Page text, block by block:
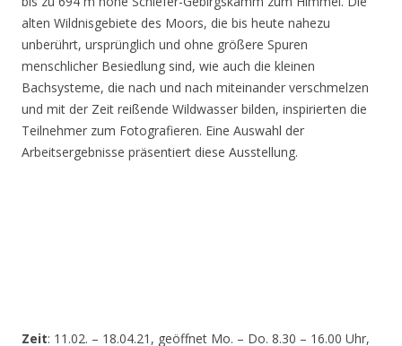
alten Wildnisgebiete des Moors, die bis heute nahezu
unberührt, ursprünglich und ohne größere Spuren
menschlicher Besiedlung sind, wie auch die kleinen
Bachsysteme, die nach und nach miteinander verschmelzen
und mit der Zeit reißende Wildwasser bilden, inspirierten die
Teilnehmer zum Fotografieren. Eine Auswahl der
Arbeitsergebnisse präsentiert diese Ausstellung.
Zeit: 11.02. – 18.04.21, geöffnet Mo. – Do. 8.30 – 16.00 Uhr,